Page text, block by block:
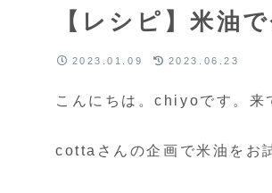
【レシピ】米油
2023.01.09 2023.06.23
こんにちは。chiyoです。来
cottaさんの企画で米油をお